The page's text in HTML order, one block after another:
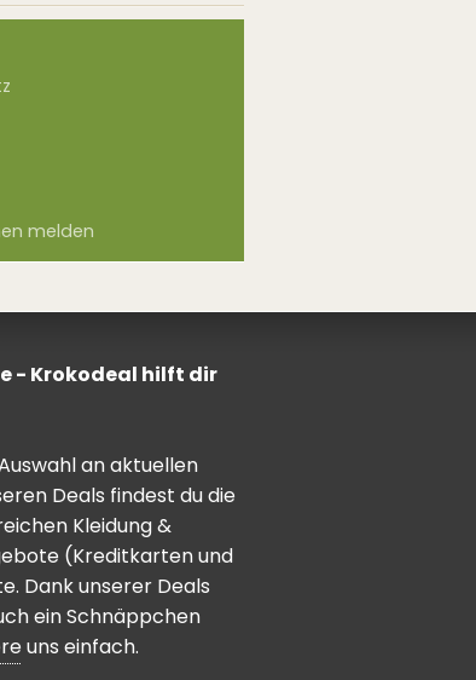
melden
- Krokodeal hilft dir
an aktuellen
Deals findest du die
Kleidung &
(Kreditkarten und
Dank unserer Deals
ein Schnäppchen
uns einfach.